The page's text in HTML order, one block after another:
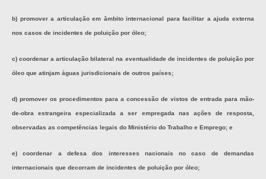
b) promover a articulação em âmbito internacional para facilitar a ajuda externa
nos casos de incidentes de poluição por óleo;
c) coordenar a articulação bilateral na eventualidade de incidentes de poluição por
óleo que atinjam águas jurisdicionais de outros países;
d) promover os procedimentos para a concessão de vistos de entrada para mão-
de-obra estrangeira especializada a ser empregada nas ações de resposta,
observadas as competências legais do Ministério do Trabalho e Emprego; e
e) coordenar a defesa dos interesses nacionais no caso de demandas
internacionais que decorram de incidentes de poluição por óleo;